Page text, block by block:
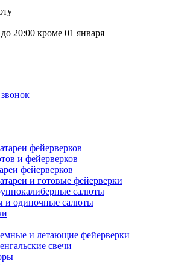
20:00 кроме 01 января
фейерверков
и фейерверков
фейерверков
и готовые фейерверки
салюты
и одиночные салюты
и летающие фейерверки
свечи